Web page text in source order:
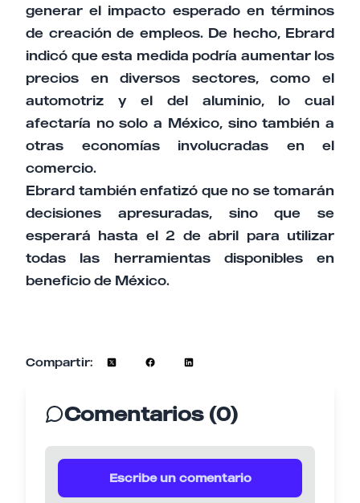
generar el impacto esperado en términos
de creación de empleos. De hecho, Ebrard
indicó que esta medida podría aumentar los
precios en diversos sectores, como el
automotriz y el del aluminio, lo cual
afectaría no solo a México, sino también a
otras economías involucradas en el
comercio.
Ebrard también enfatizó que no se tomarán
decisiones apresuradas, sino que se
esperará hasta el 2 de abril para utilizar
todas las herramientas disponibles en
beneficio de México.
Compartir:
Comentarios (0)
Escribe un comentario